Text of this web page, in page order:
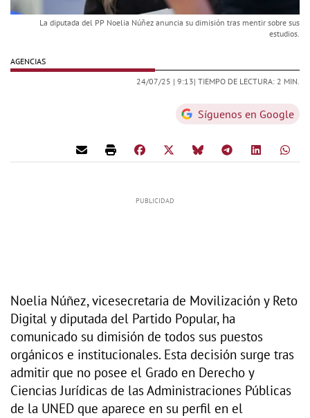
La diputada del PP Noelia Núñez anuncia su dimisión tras mentir sobre sus
estudios.
AGENCIAS
24/07/25 | 9:13| TIEMPO DE LECTURA: 2 MIN.
Síguenos en Google
Noelia Núñez, vicesecretaria de Movilización y Reto
Digital y diputada del Partido Popular, ha
comunicado su dimisión de todos sus puestos
orgánicos e institucionales. Esta decisión surge tras
admitir que no posee el Grado en Derecho y
Ciencias Jurídicas de las Administraciones Públicas
de la UNED que aparece en su perfil en el